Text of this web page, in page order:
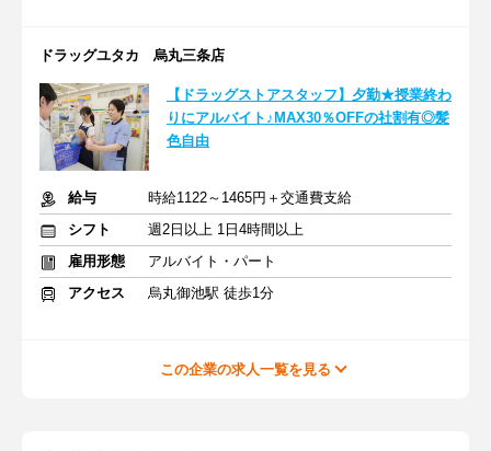
ドラッグユタカ 烏丸三条店
【ドラッグストアスタッフ】夕勤★授業終わ
りにアルバイト♪MAX30％OFFの社割有◎髪
色自由
給与
時給1122～1465円＋交通費支給
シフト
週2日以上 1日4時間以上
雇用形態
アルバイト・パート
アクセス
烏丸御池駅 徒歩1分
この企業の求人一覧を見る